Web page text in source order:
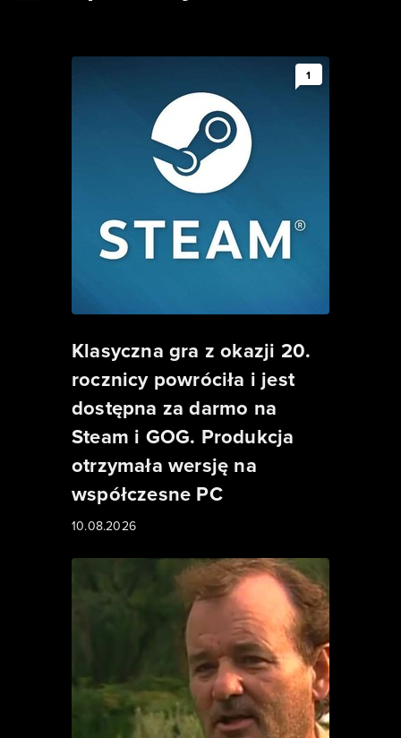
1
Klasyczna gra z okazji 20.
rocznicy powróciła i jest
dostępna za darmo na
Steam i GOG. Produkcja
otrzymała wersję na
współczesne PC
10.08.2026